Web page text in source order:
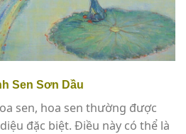
Sen Sơn Dầu
sen, hoa sen thường được
đặc biệt. Điều này có thể là